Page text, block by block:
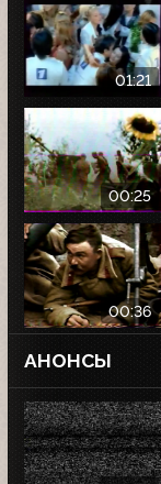
01:21
00:25
00:36
АНОНСЫ